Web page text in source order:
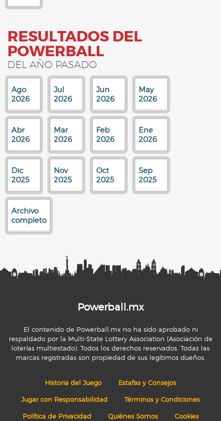
RESULTADOS DEL
POWERBALL
DEL AÑO PASADO
Ago
2026
Jul
2026
Jun
2026
May
2026
Abr
2026
Mar
2026
Feb
2026
Ene
2026
Dic
2025
Nov
2025
Oct
2025
Sep
2025
Archivo
completo
Powerball.mx
El contenido de Powerball.mx no ha sido aprobado ni
respaldado por la Multi-State Lottery Association (Asociación de
loterías multiestado). Todos los derechos reservados. Todas las
marcas registradas son propiedad de sus legítimos dueños.
Historia del Juego Estafas y Consejos
Jugar con Responsabilidad Términos y Condiciones
Política de Privacidad Quiénes Somos Cookies